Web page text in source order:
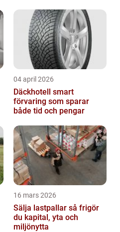
04 april 2026
Däckhotell smart
förvaring som sparar
både tid och pengar
16 mars 2026
Sälja lastpallar så frigör
du kapital, yta och
miljönytta